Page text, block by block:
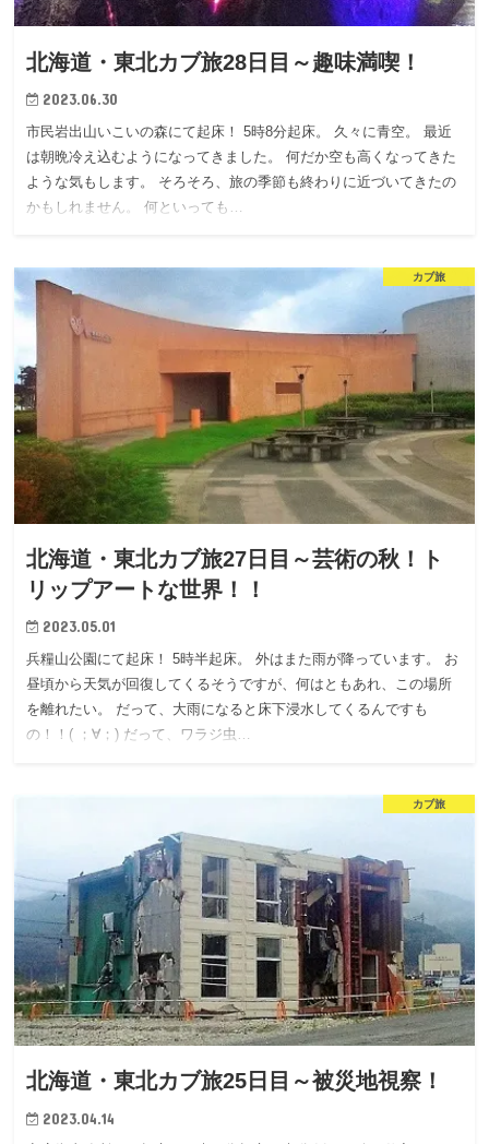
北海道・東北カブ旅28日目～趣味満喫！
2023.06.30
市民岩出山いこいの森にて起床！ 5時8分起床。 久々に青空。 最近
は朝晩冷え込むようになってきました。 何だか空も高くなってきた
ような気もします。 そろそろ、旅の季節も終わりに近づいてきたの
かもしれません。 何といっても…
カブ旅
北海道・東北カブ旅27日目～芸術の秋！ト
リップアートな世界！！
2023.05.01
兵糧山公園にて起床！ 5時半起床。 外はまた雨が降っています。 お
昼頃から天気が回復してくるそうですが、何はともあれ、この場所
を離れたい。 だって、大雨になると床下浸水してくるんですも
の！！( ；∀；) だって、ワラジ虫…
カブ旅
北海道・東北カブ旅25日目～被災地視察！
2023.04.14